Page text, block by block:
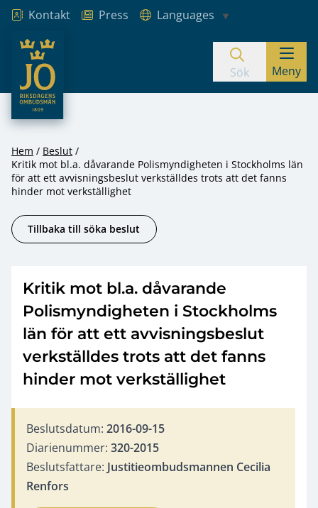
Hoppa till innehåll
Kontakt Press
Languages
JO – Riksdagens Ombudsmän
Sök Meny
Hem
Beslut
Kritik mot bl.a. dåvarande Polismyndigheten i Stockholms län
för att ett avvisningsbeslut verkställdes trots att det fanns
hinder mot verkställighet
Tillbaka till söka beslut
Kritik mot bl.a. dåvarande
Polismyndigheten i Stockholms
län för att ett avvisningsbeslut
verkställdes trots att det fanns
hinder mot verkställighet
Beslutsdatum: 2016-09-15
Diarienummer: 320-2015
Beslutsfattare: Justitieombudsmannen Cecilia
Renfors